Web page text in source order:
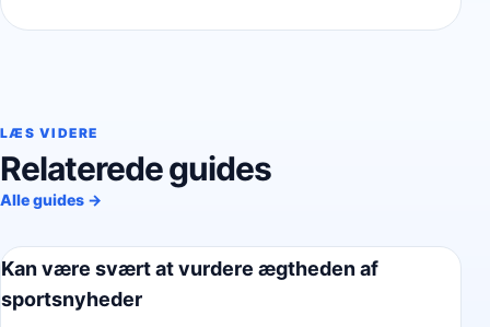
LÆS VIDERE
Relaterede guides
Alle guides →
Kan være svært at vurdere ægtheden af
sportsnyheder